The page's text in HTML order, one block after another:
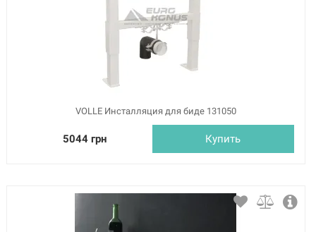
VOLLE Инсталляция для биде 131050
5044 грн Купить